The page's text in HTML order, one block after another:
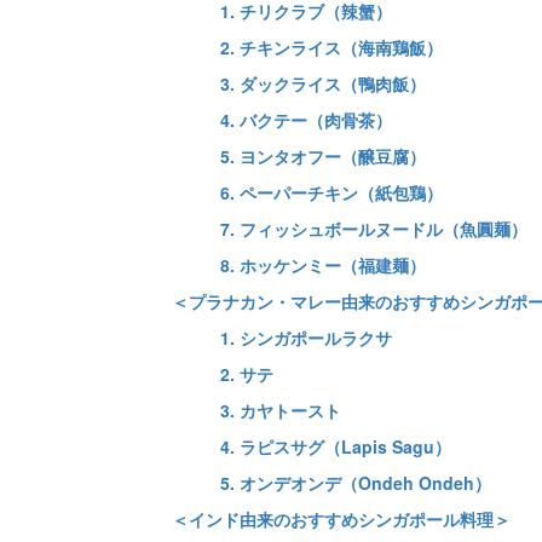
1. チリクラブ（辣蟹）
2. チキンライス（海南鶏飯）
3. ダックライス（鴨肉飯）
4. バクテー（肉骨茶）
5. ヨンタオフー（醸豆腐）
6. ペーパーチキン（紙包鶏）
7. フィッシュボールヌードル（魚圓麺）
8. ホッケンミー（福建麺）
＜プラナカン・マレー由来のおすすめシンガポ
1. シンガポールラクサ
2. サテ
3. カヤトースト
4. ラピスサグ（Lapis Sagu）
5. オンデオンデ（Ondeh Ondeh）
＜インド由来のおすすめシンガポール料理＞